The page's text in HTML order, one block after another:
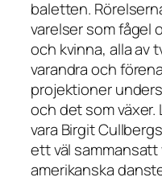
baletten.
varelser som fågel
och kvinna, alla av
varandra och
projektioner
och det som växer.
vara Birgit
ett väl
amerikanska